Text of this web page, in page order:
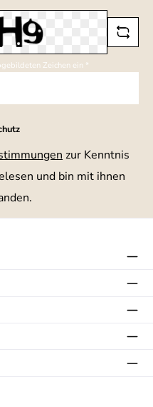
Zeichen ein *
zur Kenntnis
und bin mit ihnen